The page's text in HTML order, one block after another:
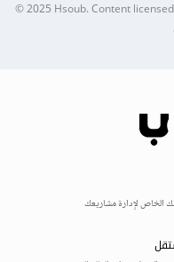
© 2025Hsoub.Content